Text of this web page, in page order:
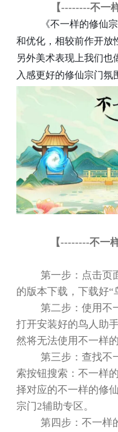
【--------不一
《不一样的修仙
和优化，相较前作开放
另外美术表现上我们也
入感更好的修仙宗门氛
【--------不一
第一步：点击页
的版本下载，下载好“
第二步：使用不
打开安装好的鸟人助
然将无法使用不一样
第三步：查找不
索按钮搜索：不一样
择对应的不一样的修
宗门2辅助专区。
第四步：不一样